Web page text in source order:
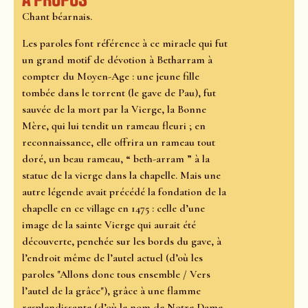
Chant béarnais.
Les paroles font référence à ce miracle qui fut
un grand motif de dévotion à Betharram à
compter du Moyen-Age : une jeune fille
tombée dans le torrent (le gave de Pau), fut
sauvée de la mort par la Vierge, la Bonne
Mère, qui lui tendit un rameau fleuri ; en
reconnaissance, elle offrira un rameau tout
doré, un beau rameau, “ beth-arram ” à la
statue de la vierge dans la chapelle. Mais une
autre légende avait précédé la fondation de la
chapelle en ce village en 1475 : celle d’une
image de la sainte Vierge qui aurait été
découverte, penchée sur les bords du gave, à
l’endroit même de l’autel actuel (d’où les
paroles "Allons donc tous ensemble / Vers
l’autel de la grâce"), grâce à une flamme